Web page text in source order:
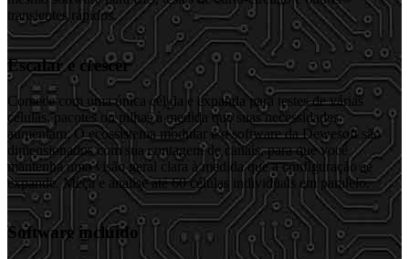
transientes rápidos.
Escalar e crescer
Comece com uma única célula e expanda para testes de várias
células, pacotes ou pilhas à medida que suas necessidades
aumentam. O ecossistema modular e o software da Dewesoft são
dimensionados com sua contagem de canais, para que você
mantenha uma visão geral clara à medida que a configuração se
expande. Meça e analise até 60 células individuais em paralelo.
Software incluído